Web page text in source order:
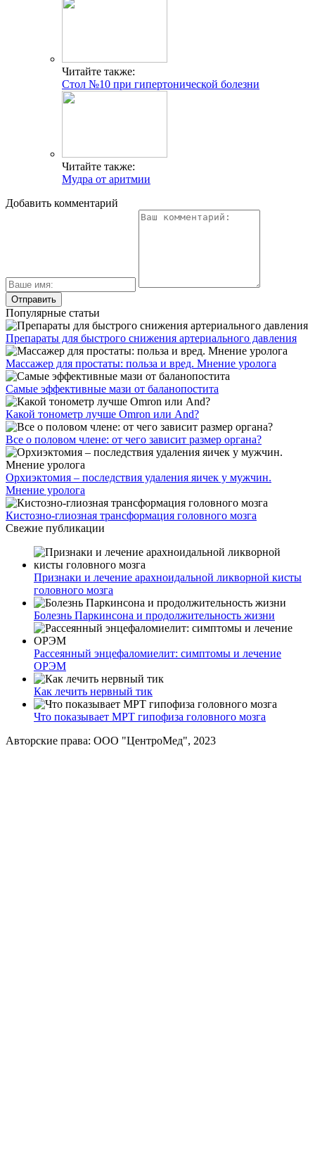
Читайте также:
Стол №10 при гипертонической болезни
Читайте также:
Мудра от аритмии
Добавить комментарий
Популярные статьи
Препараты для быстрого снижения артериального давления
Массажер для простаты: польза и вред. Мнение уролога
Самые эффективные мази от баланопостита
Какой тонометр лучше Omron или And?
Все о половом члене: от чего зависит размер органа?
Орхиэктомия – последствия удаления яичек у мужчин.
Мнение уролога
Кистозно-глиозная трансформация головного мозга
Свежие публикации
Признаки и лечение арахноидальной ликворной кисты
головного мозга
Болезнь Паркинсона и продолжительность жизни
Рассеянный энцефаломиелит: симптомы и лечение
ОРЭМ
Как лечить нервный тик
Что показывает МРТ гипофиза головного мозга
Авторские права: ООО "ЦентроМед", 2023